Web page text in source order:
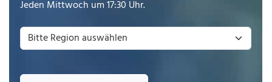
Jeden Mittwoch um 17:30 Uhr.